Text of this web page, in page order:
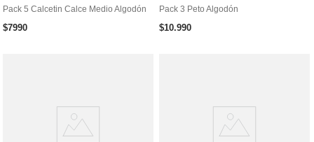
Pack 5 Calcetin Calce Medio Algodón
$7990
Pack 3 Peto Algodón
$10.990